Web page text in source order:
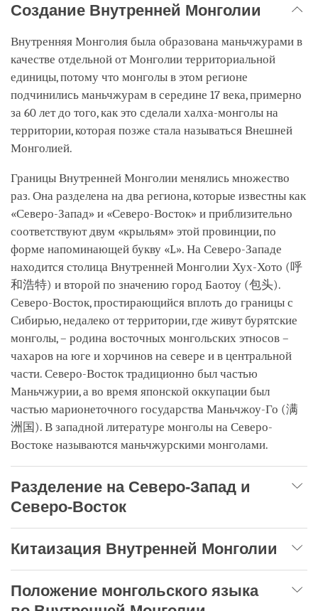
Создание Внутренней Монголии
Внутренняя Монголия была образована маньчжурами в
качестве отдельной от Монголии территориальной
единицы, потому что монголы в этом регионе
подчинились маньчжурам в середине 17 века, примерно
за 60 лет до того, как это сделали халха-монголы на
территории, которая позже стала называться Внешней
Монголией.
Границы Внутренней Монголии менялись множество
раз. Она разделена на два региона, которые известны как
«Северо-Запад» и «Северо-Восток» и приблизительно
соответствуют двум «крыльям» этой провинции, по
форме напоминающей букву «L». На Северо-Западе
находится столица Внутренней Монголии Хух-Хото (呼
和浩特) и второй по значению город Баотоу (包头).
Северо-Восток, простирающийся вплоть до границы с
Сибирью, недалеко от территории, где живут бурятские
монголы, – родина восточных монгольских этносов –
чахаров на юге и хорчинов на севере и в центральной
части. Северо-Восток традиционно был частью
Маньчжурии, а во время японской оккупации был
частью марионеточного государства Маньчжоу-Го (满
洲国). В западной литературе монголы на Северо-
Востоке называются маньчжурскими монголами.
Разделение на Северо-Запад и
Северо-Восток
Китаизация Внутренней Монголии
Положение монгольского языка